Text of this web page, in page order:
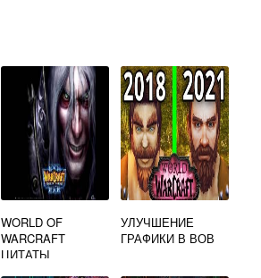
WORLD OF
WARCRAFT
ЦИТАТЫ
УЛУЧШЕНИЕ
ГРАФИКИ В ВОВ